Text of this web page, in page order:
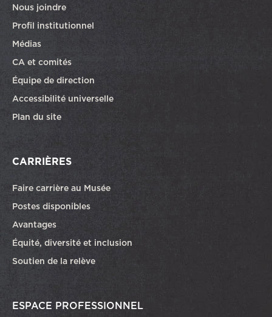
Nous joindre
Profil institutionnel
Médias
CA et comités
Équipe de direction
Accessibilité universelle
Plan du site
CARRIÈRES
Faire carrière au Musée
Postes disponiblesCe lien ouvrira dans une autre fenêtre
Avantages
Équité, diversité et inclusion
Soutien de la relève
ESPACE PROFESSIONNEL